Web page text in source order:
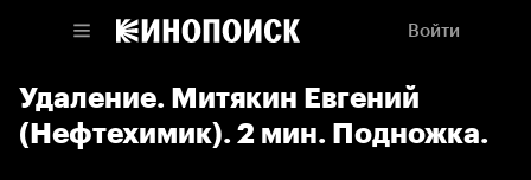
Войти
Удаление. Митякин Евгений
(Нефтехимик). 2 мин. Подножка.